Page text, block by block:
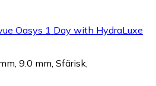
Oasys 1 Day with HydraLuxe
9.0 mm, Sfärisk,